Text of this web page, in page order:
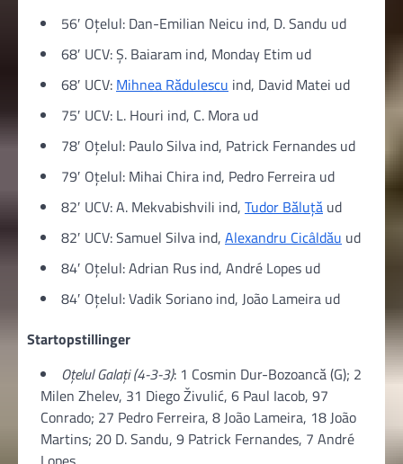
56′ Oțelul: Dan-Emilian Neicu ind, D. Sandu ud
68′ UCV: Ș. Baiaram ind, Monday Etim ud
68′ UCV: Mihnea Rădulescu ind, David Matei ud
75′ UCV: L. Houri ind, C. Mora ud
78′ Oțelul: Paulo Silva ind, Patrick Fernandes ud
79′ Oțelul: Mihai Chira ind, Pedro Ferreira ud
82′ UCV: A. Mekvabishvili ind, Tudor Băluță ud
82′ UCV: Samuel Silva ind, Alexandru Cicâldău ud
84′ Oțelul: Adrian Rus ind, André Lopes ud
84′ Oțelul: Vadik Soriano ind, João Lameira ud
Startopstillinger
Oțelul Galați (4-3-3): 1 Cosmin Dur-Bozoancă (G); 2
Milen Zhelev, 31 Diego Živulić, 6 Paul Iacob, 97
Conrado; 27 Pedro Ferreira, 8 João Lameira, 18 João
Martins; 20 D. Sandu, 9 Patrick Fernandes, 7 André